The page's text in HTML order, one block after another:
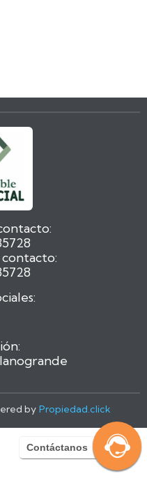
by Propiedad.click
Contáctanos